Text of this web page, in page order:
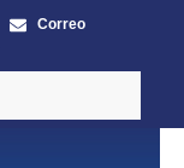
Correo